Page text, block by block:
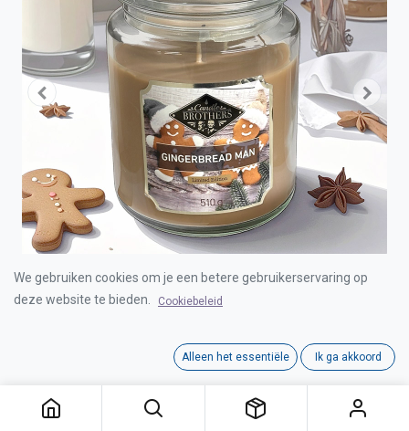
We gebruiken cookies om je een betere gebruikerservaring op
deze website te bieden.
Cookiebeleid
Alleen het essentiële Ik ga akkoord